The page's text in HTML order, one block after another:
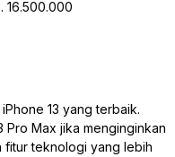
16.500.000
13 yang terbaik.
Pro Max jika menginginkan
fitur teknologi yang lebih